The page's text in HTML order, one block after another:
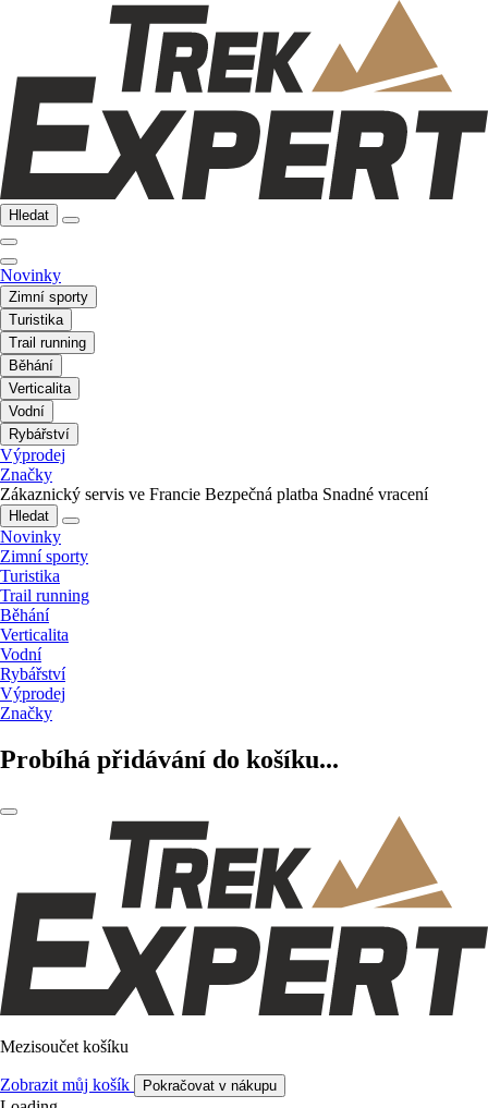
Hledat
Novinky
Zimní sporty
Turistika
Trail running
Běhání
Verticalita
Vodní
Rybářství
Výprodej
Značky
Zákaznický servis ve Francie Bezpečná platba Snadné vracení
Hledat
Novinky
Zimní sporty
Turistika
Trail running
Běhání
Verticalita
Vodní
Rybářství
Výprodej
Značky
Probíhá přidávání do košíku...
Mezisoučet košíku
Zobrazit můj košík Pokračovat v nákupu